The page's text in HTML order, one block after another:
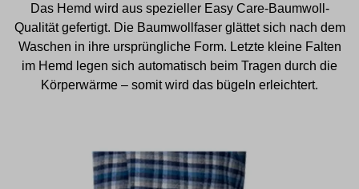
Das Hemd wird aus spezieller Easy Care-Baumwoll-
Qualität gefertigt. Die Baumwollfaser glättet sich nach dem
Waschen in ihre ursprüngliche Form. Letzte kleine Falten
im Hemd legen sich automatisch beim Tragen durch die
Körperwärme – somit wird das bügeln erleichtert.